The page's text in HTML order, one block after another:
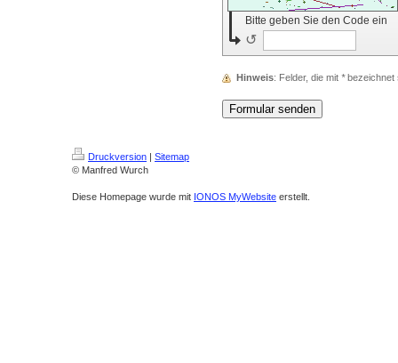
Bitte geben Sie den Code ein
↺
Hinweis : Felder, die mit*bezeichnet
Druckversion
Sitemap
© Manfred Wurch
Diese Homepage wurde mit IONOS MyWebsite erstellt.